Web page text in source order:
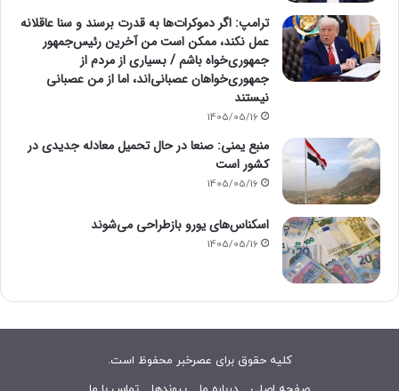
ترامپ: اگر دموکرات‌ها به قدرت برسند و سنا عاقلانه
عمل نکند، ممکن است من آخرین رئیس‌جمهور
جمهوری‌خواه باشم / بسیاری از مردم از
جمهوری‌خواهان عصبانی‌اند، اما از من عصبانی
نیستند
1405/05/16
منبع یمنی: صنعا در حال تحمیل معادله جدیدی در
کشور است
1405/05/16
اسکناس‌های یورو بازطراحی می‌شوند
1405/05/16
کلیه حقوق برای عصرخبر محفوظ است.